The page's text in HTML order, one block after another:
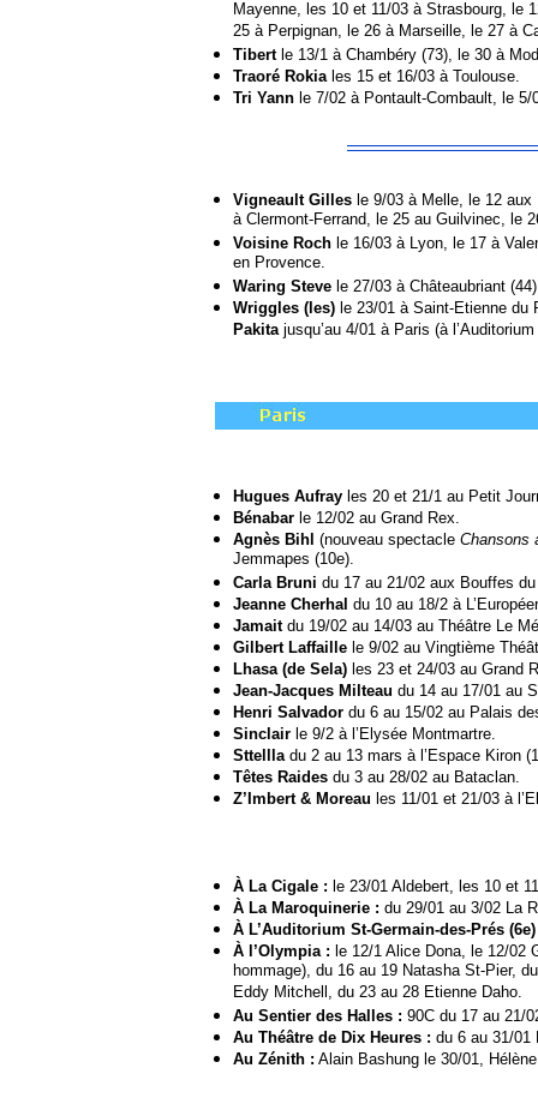
Mayenne, les 10 et 11/03 à Strasbourg, le
25 à Perpignan, le 26 à Marseille, le 27 à
Tibertle 13/1 à Chambéry (73), le 30 à
Traoré Rokia les 15 et 16/03 à Toulouse.
Tri Yann le 7/02 à Pontault-Combault, le
Vigneault Gilles le 9/03 à Melle, le 12
à Clermont-Ferrand, le 25 au Guilvinec, le
Voisine Roch le 16/03 à Lyon, le 17 à
en Provence.
Waring Steve le 27/03 à Châteaubriant
Wriggles (les) le 23/01 à Saint-Etienne du
Pakita jusqu’au 4/01 à Paris (à
Hugues Aufray les 20 et 21/1 au Petit
Bénabar le 12/02 au Grand Rex.
Agnès Bihl (nouveau spectacle Chansons
Jemmapes (10e).
Carla Bruni du 17 au 21/02 aux Bouffes
Jeanne Cherhal du 10 au 18/2 à
Jamaitdu 19/02 au 14/03 au Théâtre Le
Gilbert Laffaille le 9/02 au Vingtième
Lhasa (de Sela) les 23 et 24/03 au Grand
Jean-Jacques Milteau du 14 au 17/01 au
Henri Salvador du 6 au 15/02 au Palais
Sinclair le 9/2 à l’Elysée Montmartre.
Sttellla du 2 au 13 mars à l’Espace Kiron
Têtes Raides du 3 au 28/02 au Bataclan.
Z’Imbert & Moreau les 11/01 et 21/03 à
À La Cigale : le 23/01 Aldebert, les 10 et
À La Maroquinerie : du 29/01 au 3/02 La
À L’Auditorium St-Germain-des-Prés
À l’Olympia : le 12/1 Alice Dona, le 12/02
hommage), du 16 au 19 Natasha St-Pier,
Eddy Mitchell, du 23 au 28 Etienne Daho.
Au Sentier des Halles : 90C du 17 au 21/
Au Théâtre de Dix Heures : du 6 au 31/01
Au Zénith : Alain Bashung le 30/01,